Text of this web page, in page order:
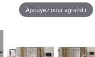
Appuyez pour agrandir